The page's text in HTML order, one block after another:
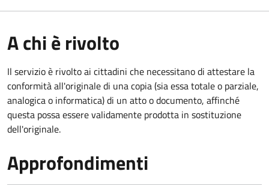
A chi è rivolto
Il servizio è rivolto ai cittadini che necessitano di attestare la
conformità all'originale di una copia (sia essa totale o parziale,
analogica o informatica) di un atto o documento, affinché
questa possa essere validamente prodotta in sostituzione
dell'originale.
Approfondimenti